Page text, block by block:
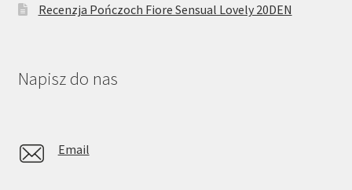
Recenzja Pończoch Fiore Sensual Lovely 20DEN
Napisz do nas
Email